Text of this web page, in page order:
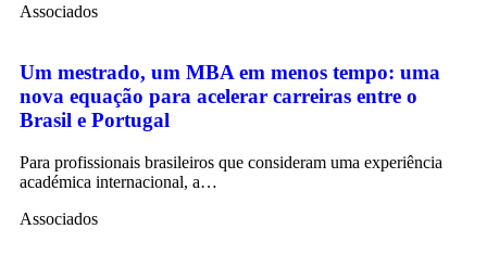
Associados
Um mestrado, um MBA em menos tempo: uma
nova equação para acelerar carreiras entre o
Brasil e Portugal
Para profissionais brasileiros que consideram uma experiência
académica internacional, a…
Associados